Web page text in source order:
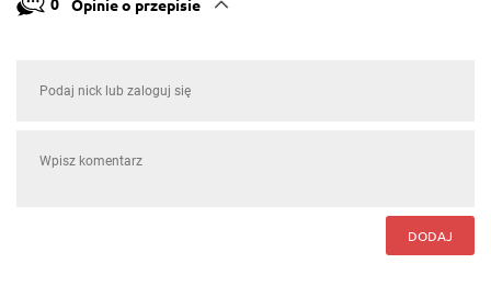
Opinie o przepisie
DODAJ